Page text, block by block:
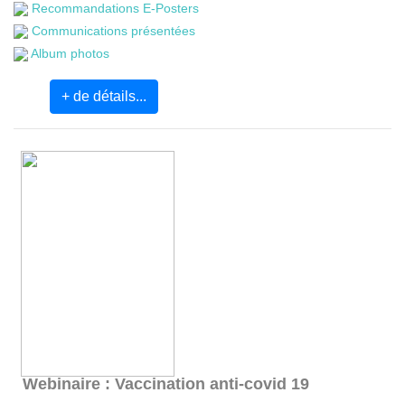
Recommandations E-Posters
Communications présentées
Album photos
+ de détails...
Webinaire : Vaccination anti-covid 19